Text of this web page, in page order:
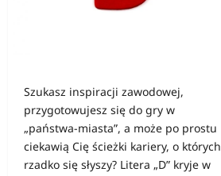
Szukasz inspiracji zawodowej,
przygotowujesz się do gry w
„państwa-miasta”, a może po prostu
ciekawią Cię ścieżki kariery, o których
rzadko się słyszy? Litera „D” kryje w